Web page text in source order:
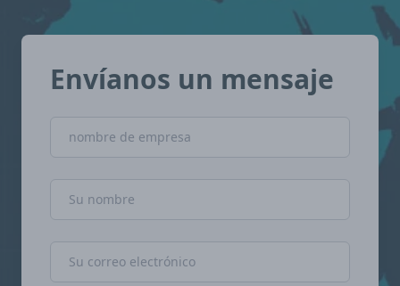
Envíanos un mensaje